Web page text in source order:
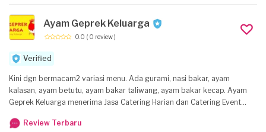
Ayam Geprek Keluarga
0.0 ( 0 review )
Verified
Kini dgn bermacam2 variasi menu. Ada gurami, nasi bakar, ayam
kalasan, ayam betutu, ayam bakar taliwang, ayam bakar kecap. Ayam
Geprek Keluarga menerima Jasa Catering Harian dan Catering Event
Review Terbaru